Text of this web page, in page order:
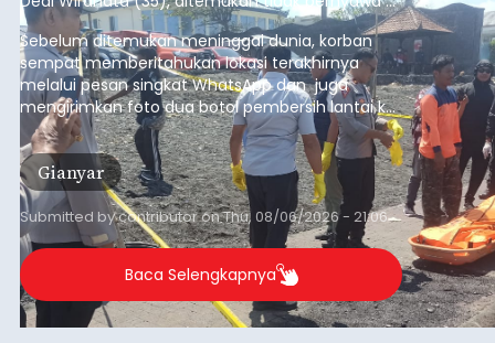
pesisir Pantai Purnama, Sukawati.
Sebelum ditemukan meninggal dunia, korban
sempat memberitahukan lokasi terakhirnya
melalui pesan singkat WhatsApp dan juga
mengirimkan foto dua botol pembersih lantai ke
istrinya.
Gianyar
Submitted bycontributoronThu, 08/06/2026 - 21:06
Baca Selengkapnya